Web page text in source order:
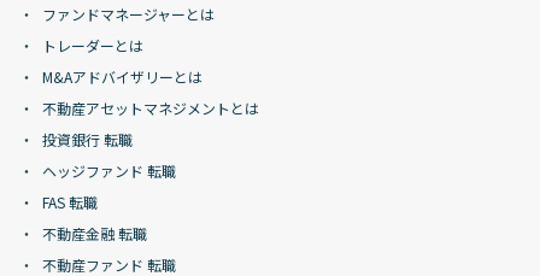
ファンドマネージャーとは
トレーダーとは
M&Aアドバイザリーとは
不動産アセットマネジメントとは
投資銀行 転職
ヘッジファンド 転職
FAS 転職
不動産金融 転職
不動産ファンド 転職